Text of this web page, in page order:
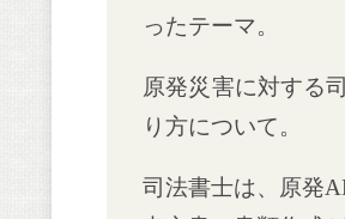
ったテーマ。
原発災害に対する
り方について。
司法書士は、原発